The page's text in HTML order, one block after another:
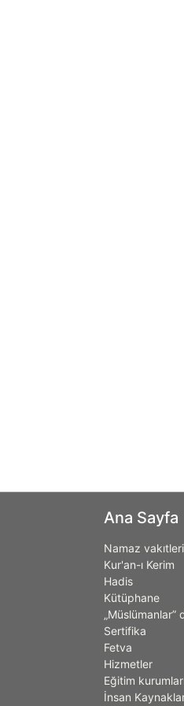
Ana Sayfa
Namaz vakıtleri
Kur'an-ı Kerim
Hadis
Kütüphane
„Müslümanlar”
Sertifika
Fetva
Hizmetler
Eğitim
İnsan